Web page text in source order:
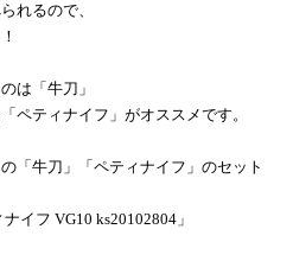
れるので、
は「牛刀」
ペティナイフ」がオススメです。
「牛刀」「ペティナイフ」のセット
ナイフ VG10 ks20102804 」